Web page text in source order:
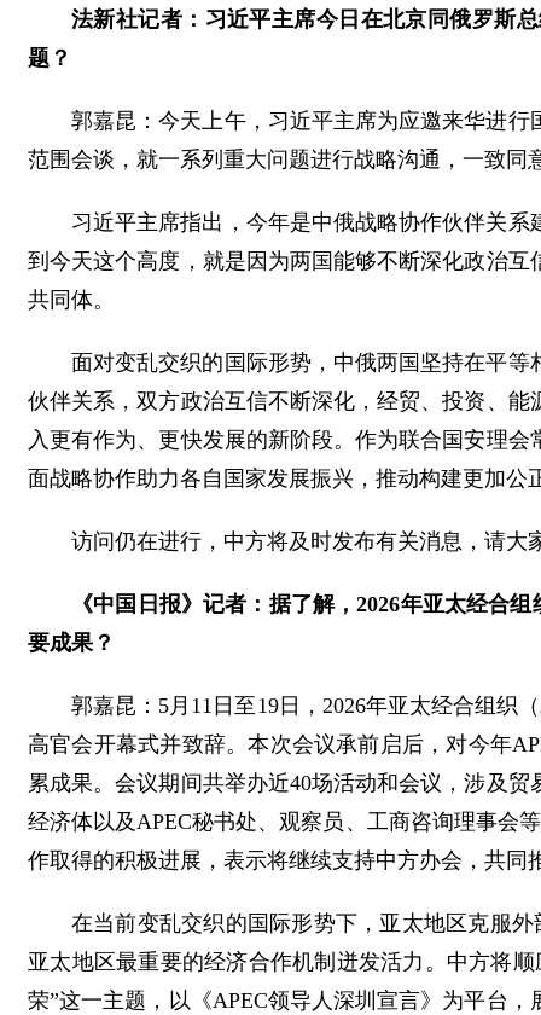
法新社记者：习近平主席今日在北京同俄罗斯
题？
郭嘉昆：今天上午，习近平主席为应邀来华进
范围会谈，就一系列重大问题进行战略沟通，一致
习近平主席指出，今年是中俄战略协作伙伴关
到今天这个高度，就是因为两国能够不断深化政治
共同体。
面对变乱交织的国际形势，中俄两国坚持在平
伙伴关系，双方政治互信不断深化，经贸、投资、
入更有作为、更快发展的新阶段。作为联合国安理
面战略协作助力各自国家发展振兴，推动构建更加公
访问仍在进行，中方将及时发布有关消息，请大
《中国日报》记者：据了解，2026年亚太经合
要成果？
郭嘉昆：5月11日至19日，2026年亚太经合组织
高官会开幕式并致辞。本次会议承前启后，对今年
累成果。会议期间共举办近40场活动和会议，涉及
经济体以及APEC秘书处、观察员、工商咨询理事会
作取得的积极进展，表示将继续支持中方办会，共同
在当前变乱交织的国际形势下，亚太地区克服
亚太地区最重要的经济合作机制迸发活力。中方将
荣”这一主题，以《APEC领导人深圳宣言》为平台